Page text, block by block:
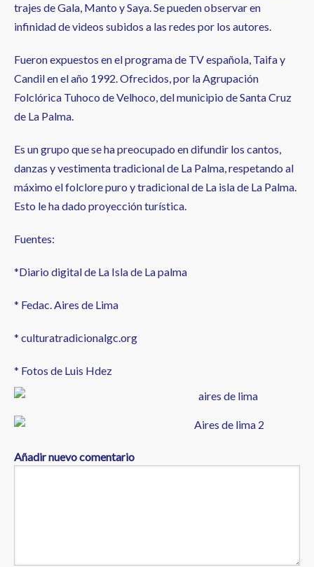
trajes de Gala, Manto y Saya. Se pueden observar en
infinidad de videos subidos a las redes por los autores.
Fueron expuestos en el programa de TV española, Taifa y
Candil en el año 1992. Ofrecidos, por la Agrupación
Folclórica Tuhoco de Velhoco, del municipio de Santa Cruz
de La Palma.
Es un grupo que se ha preocupado en difundir los cantos,
danzas y vestimenta tradicional de La Palma, respetando al
máximo el folclore puro y tradicional de La isla de La Palma.
Esto le ha dado proyección turística.
Fuentes:
*Diario digital de La Isla de La palma
* Fedac. Aires de Lima
* culturatradicionalgc.org
* Fotos de Luis Hdez
Añadir nuevo comentario